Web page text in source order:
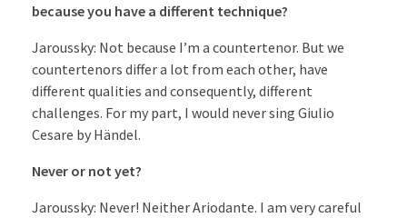
because you have a different technique?
Jaroussky: Not because I’m a countertenor. But we
countertenors differ a lot from each other, have
different qualities and consequently, different
challenges. For my part, I would never sing Giulio
Cesare by Händel.
Never or not yet?
Jaroussky: Never! Neither Ariodante. I am very careful